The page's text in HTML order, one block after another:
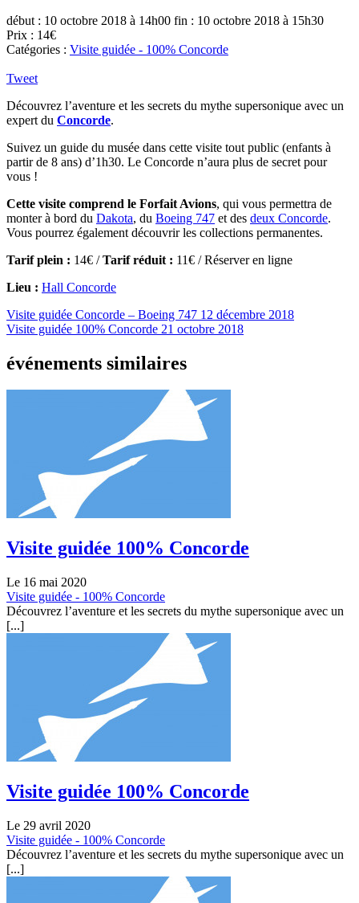
début : 10 octobre 2018 à 14h00 fin : 10 octobre 2018 à 15h30
Prix : 14€
Catégories : Visite guidée - 100% Concorde
Tweet
Découvrez l’aventure et les secrets du mythe supersonique avec un
expert du Concorde.
Suivez un guide du musée dans cette visite tout public (enfants à
partir de 8 ans) d’1h30. Le Concorde n’aura plus de secret pour
vous !
Cette visite comprend le Forfait Avions, qui vous permettra de
monter à bord du Dakota, du Boeing 747 et des deux Concorde.
Vous pourrez également découvrir les collections permanentes.
Tarif plein : 14€ /Tarif réduit : 11€ / Réserver en ligne
Lieu : Hall Concorde
Visite guidée Concorde – Boeing 747 12 décembre 2018
Visite guidée 100% Concorde 21 octobre 2018
événements similaires
Visite guidée 100% Concorde
Le 16 mai 2020
Visite guidée - 100% Concorde
Découvrez l’aventure et les secrets du mythe supersonique avec un
[...]
Visite guidée 100% Concorde
Le 29 avril 2020
Visite guidée - 100% Concorde
Découvrez l’aventure et les secrets du mythe supersonique avec un
[...]